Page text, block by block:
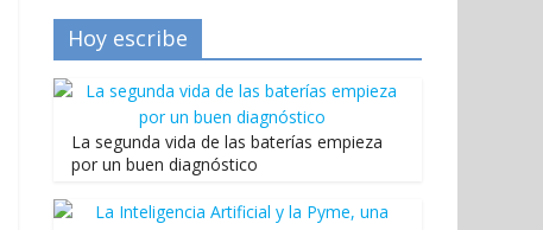
Hoy escribe
La segunda vida de las baterías empieza
por un buen diagnóstico